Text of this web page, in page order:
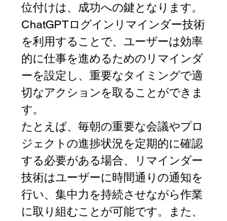
位付けは、成功への鍵となります。
ChatGPTログインリマインダー技術
を利用することで、ユーザーは効率
的に仕事を進めるためのリマインダ
ーを設定し、重要なタイミングで適
切なアクションを取ることができま
す。
たとえば、毎朝の重要な会議やプロ
ジェクトの進捗状況を定期的に確認
する必要がある場合、リマインダー
技術はユーザーに時間通りの通知を
行い、集中力を持続させながら作業
に取り組むことが可能です。また、